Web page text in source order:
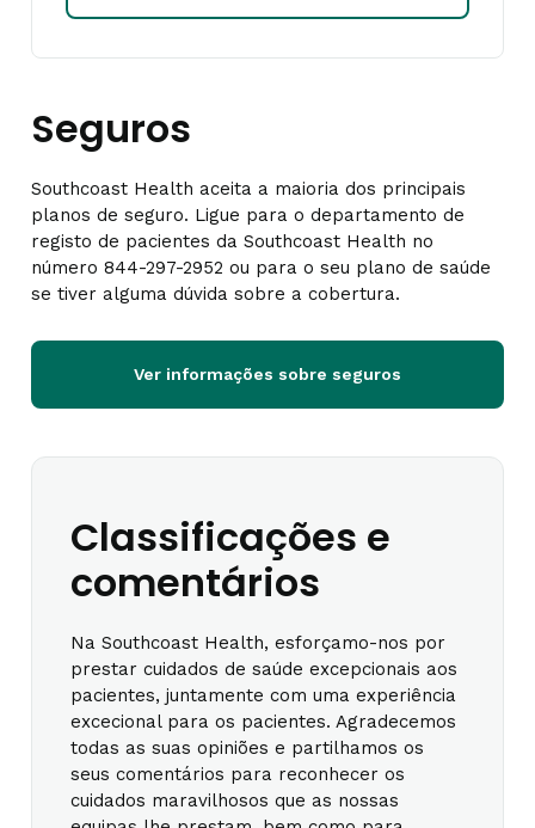
Seguros
Southcoast Health aceita a maioria dos principais
planos de seguro. Ligue para o departamento de
registo de pacientes da Southcoast Health no
número 844-297-2952 ou para o seu plano de saúde
se tiver alguma dúvida sobre a cobertura.
Ver informações sobre seguros
Classificações e
comentários
Na Southcoast Health, esforçamo-nos por
prestar cuidados de saúde excepcionais aos
pacientes, juntamente com uma experiência
excecional para os pacientes. Agradecemos
todas as suas opiniões e partilhamos os
seus comentários para reconhecer os
cuidados maravilhosos que as nossas